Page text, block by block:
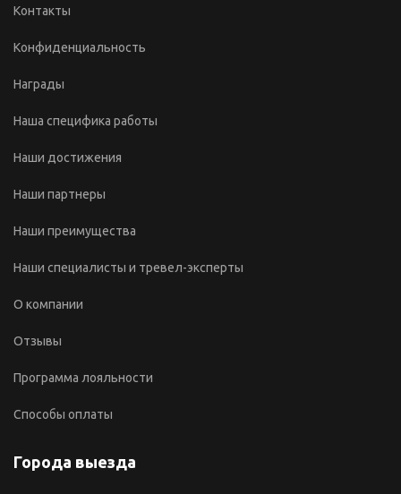
Контакты
Конфиденциальность
Награды
Наша специфика работы
Наши достижения
Наши партнеры
Наши преимущества
Наши специалисты и тревел-эксперты
О компании
Отзывы
Программа лояльности
Способы оплаты
Города выезда